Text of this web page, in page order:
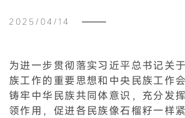
2025/04/14
为进一步贯彻落实习近平总书记关
族工作的重要思想和中央民族工作
铸牢中华民族共同体意识，充分发
领作用，促进各民族像石榴籽一样